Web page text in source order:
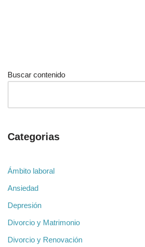
Buscar contenido
Categorias
Ámbito laboral
Ansiedad
Depresión
Divorcio y Matrimonio
Divorcio y Renovación